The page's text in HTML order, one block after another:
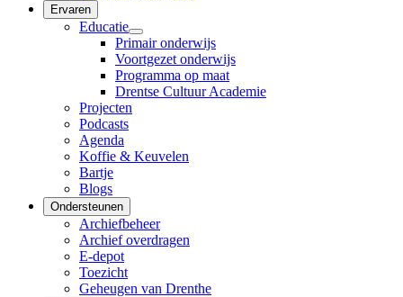
Ervaren
Educatie
Primair onderwijs
Voortgezet onderwijs
Programma op maat
Drentse Cultuur Academie
Projecten
Podcasts
Agenda
Koffie & Keuvelen
Bartje
Blogs
Ondersteunen
Archiefbeheer
Archief overdragen
E-depot
Toezicht
Geheugen van Drenthe